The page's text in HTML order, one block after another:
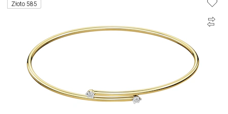
Złoto 585